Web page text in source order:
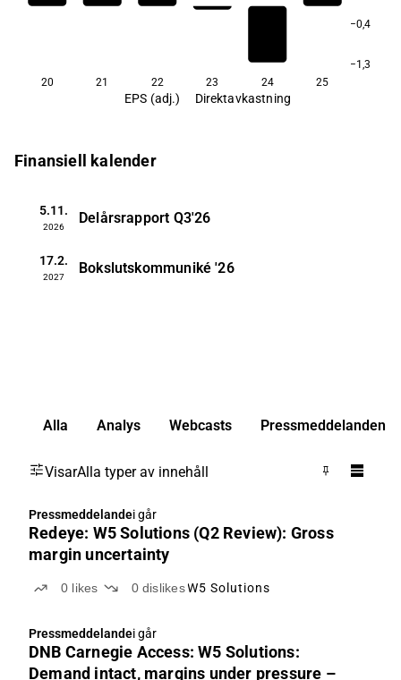
−0,4
−1,3
20
21 22 23 24 25
EPS (adj.) Direktavkastning
Finansiell kalender
5.11.
2026
Delårsrapport Q3'26
17.2.
2027
Bokslutskommuniké '26
Alla Analys Webcasts Pressmeddelanden
VisarAlla typer av innehåll
Pressmeddelandei går
Redeye: W5 Solutions (Q2 Review): Gross
margin uncertainty
0 likes 0 dislikes W5 Solutions
Pressmeddelandei går
DNB Carnegie Access: W5 Solutions:
Demand intact, margins under pressure –